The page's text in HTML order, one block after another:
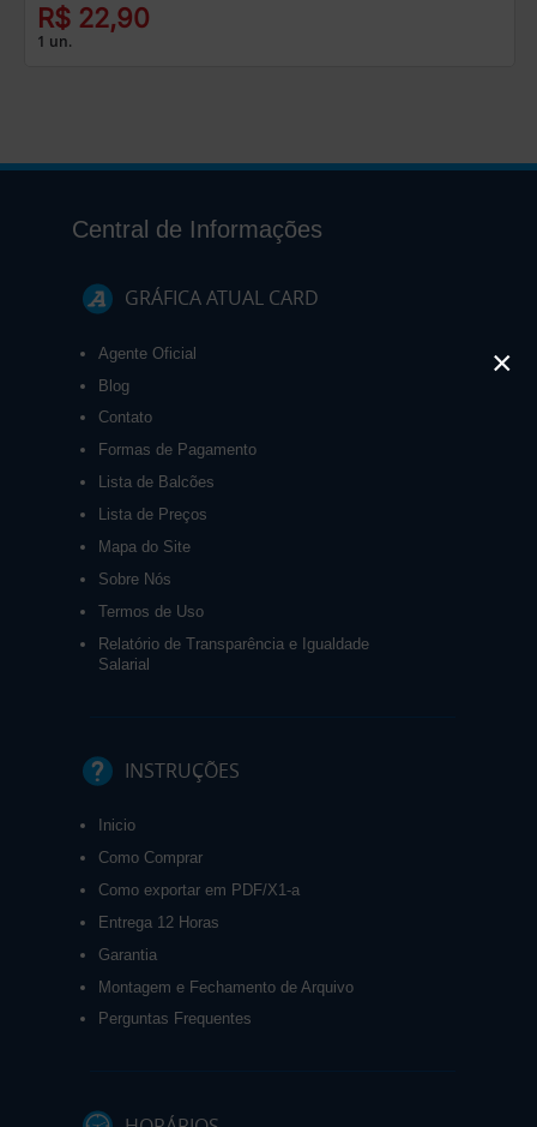
R$ 22,90
1 un.
Central de Informações
GRÁFICA ATUAL CARD
Agente Oficial
Blog
Contato
Formas de Pagamento
Lista de Balcões
Lista de Preços
Mapa do Site
Sobre Nós
Termos de Uso
Relatório de Transparência e Igualdade
Salarial
INSTRUÇÕES
Inicio
Como Comprar
Como exportar em PDF/X1-a
Entrega 12 Horas
Garantia
Montagem e Fechamento de Arquivo
Perguntas Frequentes
×